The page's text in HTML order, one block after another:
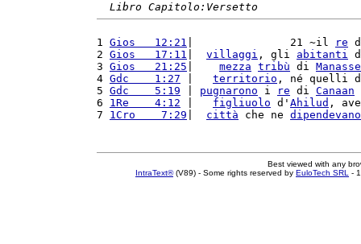
Libro Capitolo:Versetto
1 Gios   12:21 |               21 ~il re
2 Gios   17:11 villaggi , gli abitanti
3 Gios   21:25 mezza tribù di Manasse
4 Gdc    1:27 territorio , né quelli
5 Gdc    5:19 pugnarono i re di Canaan
6 1Re    4:12 figliuolo d' Ahilud ,
7 1Cro    7:29 città che ne dipendevano
Best viewed with any
IntraText®(V89) - Some rights reserved by EuloTech SRL -